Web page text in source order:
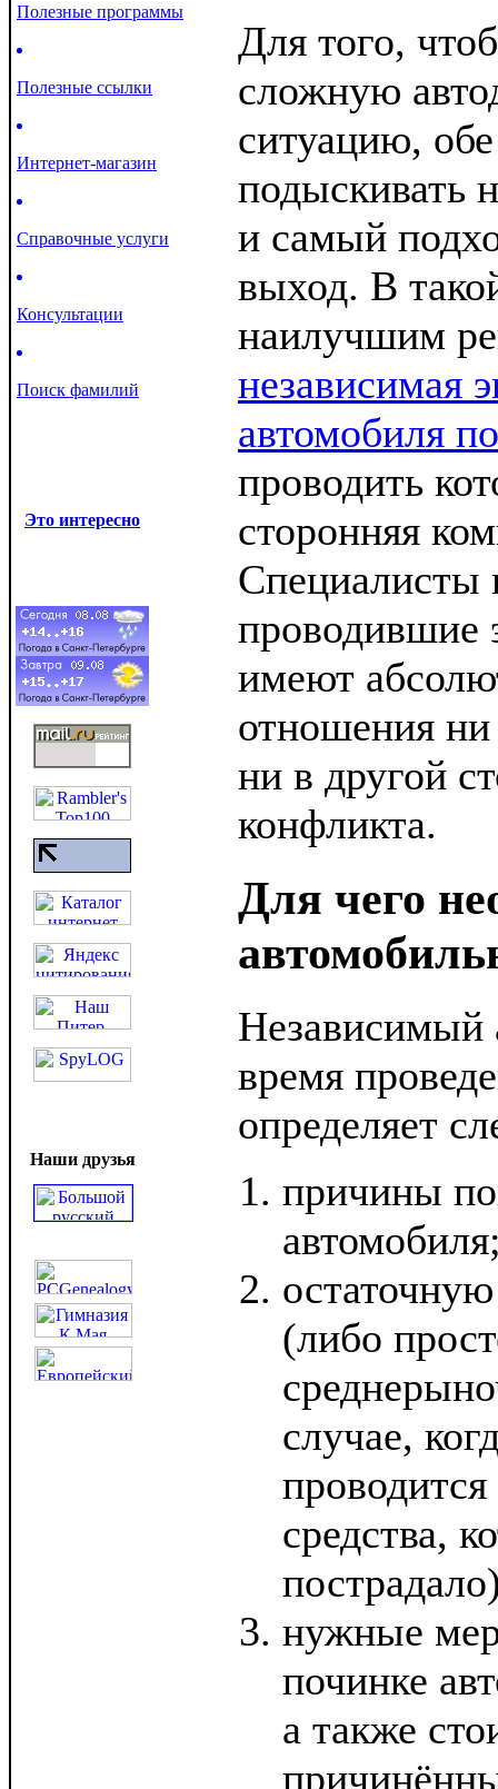
Полезные программы
Полезные ссылки
Интернет-магазин
Справочные услуги
Консультации
Поиск фамилий
Это интересно
Наши друзья
Для того,
сложную
ситуацию,
подыскивать
и самый
выход. В
наилучшим
независимая
автомобиля
проводить
сторонняя
Специалисты
проводившие
имеют
отношения ни
ни в другой
конфликта.
Для чего
Независимый
время
определяет
причины
(либо
случае,
средства,
нужные
починке
а также